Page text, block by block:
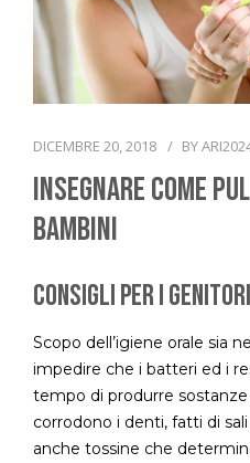
DICEMBRE 20, 2018 BY
Insegnare Come
Bambini
Consigli per i genitori
Scopo dell’igiene orale sia
impedire che i batteri ed i
tempo di produrre
corrodono i denti, fatti di
anche tossine che